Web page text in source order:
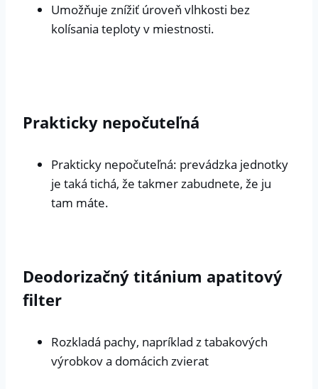
Umožňuje znížiť úroveň vlhkosti bez
kolísania teploty v miestnosti.
Prakticky nepočuteľná
Prakticky nepočuteľná: prevádzka jednotky
je taká tichá, že takmer zabudnete, že ju
tam máte.
Deodorizačný titánium apatitový
filter
Rozkladá pachy, napríklad z tabakových
výrobkov a domácich zvierat